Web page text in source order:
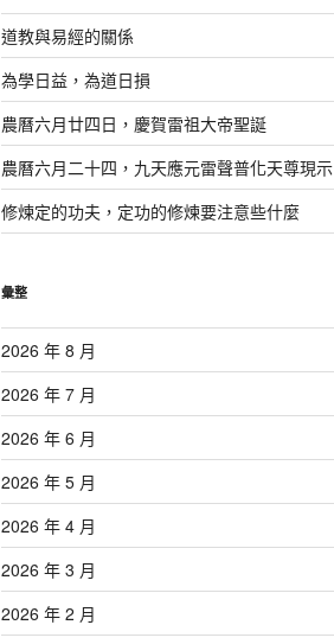
道教與易經的關係
為學日益，為道日損
農曆六月廿四日，慶賀雷祖大帝聖誕
農曆六月二十四，九天應元雷聲普化天尊現示
修煉定的功夫，定功的修煉要注意些什麼
彙整
2026 年 8 月
2026 年 7 月
2026 年 6 月
2026 年 5 月
2026 年 4 月
2026 年 3 月
2026 年 2 月